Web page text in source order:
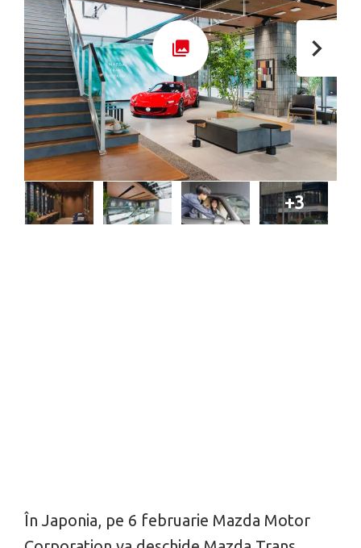
+3
În Japonia, pe 6 februarie Mazda Motor